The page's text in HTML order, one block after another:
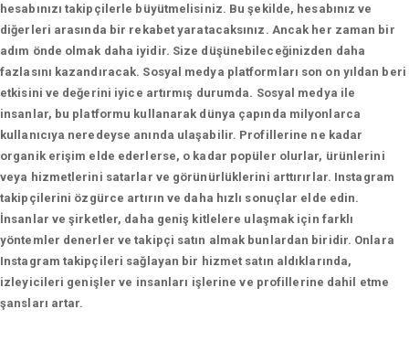
hesabınızı takipçilerle büyütmelisiniz. Bu şekilde, hesabınız ve
diğerleri arasında bir rekabet yaratacaksınız. Ancak her zaman bir
adım önde olmak daha iyidir. Size düşünebileceğinizden daha
fazlasını kazandıracak. Sosyal medya platformları son on yıldan beri
etkisini ve değerini iyice artırmış durumda. Sosyal medya ile
insanlar, bu platformu kullanarak dünya çapında milyonlarca
kullanıcıya neredeyse anında ulaşabilir. Profillerine ne kadar
organik erişim elde ederlerse, o kadar popüler olurlar, ürünlerini
veya hizmetlerini satarlar ve görünürlüklerini arttırırlar. Instagram
takipçilerini özgürce artırın ve daha hızlı sonuçlar elde edin.
İnsanlar ve şirketler, daha geniş kitlelere ulaşmak için farklı
yöntemler denerler ve takipçi satın almak bunlardan biridir. Onlara
Instagram takipçileri sağlayan bir hizmet satın aldıklarında,
izleyicileri genişler ve insanları işlerine ve profillerine dahil etme
şansları artar.